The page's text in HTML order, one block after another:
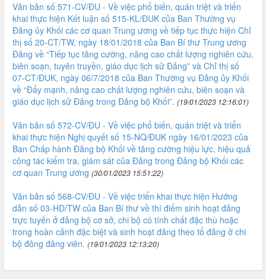
Văn bản số 571-CV/ĐU - Về việc phổ biến, quán triệt và triển
khai thực hiện Kết luận số 515-KL/ĐUK của Ban Thường vụ
Đảng ủy Khối các cơ quan Trung ương về tiếp tục thực hiện Chỉ
thị số 20-CT/TW, ngày 18/01/2018 của Ban Bí thư Trung ương
Đảng về “Tiếp tục tăng cường, nâng cao chất lượng nghiên cứu,
biên soạn, tuyên truyền, giáo dục lịch sử Đảng” và Chỉ thị số
07-CT/ĐUK, ngày 06/7/2018 của Ban Thường vụ Đảng ủy Khối
về “Đẩy mạnh, nâng cao chất lượng nghiên cứu, biên soạn và
giáo dục lịch sử Đảng trong Đảng bộ Khối”. (19/01/2023 12:16:01)
Văn bản số 572-CV/ĐU - Về việc phổ biến, quán triệt và triển
khai thực hiện Nghị quyết số 15-NQ/ĐUK ngày 16/01/2023 của
Ban Chấp hành Đảng bộ Khối về tăng cường hiệu lực, hiệu quả
công tác kiểm tra, giám sát của Đảng trong Đảng bộ Khối các
cơ quan Trung ương (30/01/2023 15:51:22)
Văn bản số 568-CV/ĐU - Về việc triển khai thực hiện Hướng
dẫn số 03-HD/TW của Ban Bí thư về thí điểm sinh hoạt đảng
trực tuyến ở đảng bộ cơ sở, chi bộ có tính chất đặc thù hoặc
trong hoàn cảnh đặc biệt và sinh hoạt đảng theo tổ đảng ở chi
bộ đông đảng viên. (19/01/2023 12:13:20)